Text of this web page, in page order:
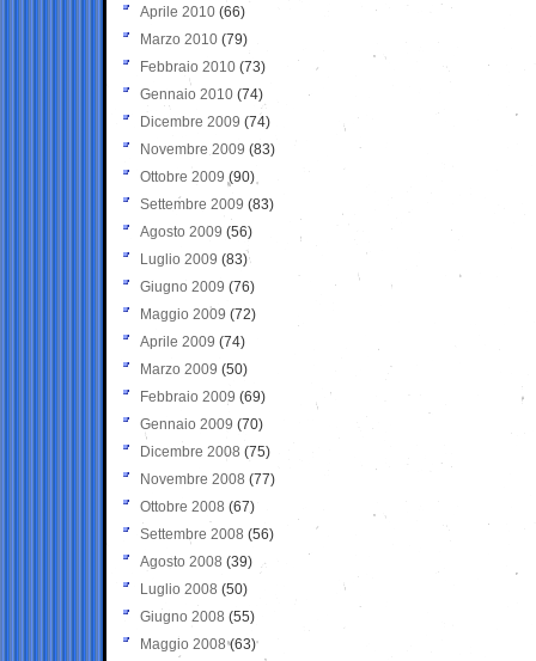
Aprile 2010 (66)
Marzo 2010 (79)
Febbraio 2010 (73)
Gennaio 2010 (74)
Dicembre 2009 (74)
Novembre 2009 (83)
Ottobre 2009 (90)
Settembre 2009 (83)
Agosto 2009 (56)
Luglio 2009 (83)
Giugno 2009 (76)
Maggio 2009 (72)
Aprile 2009 (74)
Marzo 2009 (50)
Febbraio 2009 (69)
Gennaio 2009 (70)
Dicembre 2008 (75)
Novembre 2008 (77)
Ottobre 2008 (67)
Settembre 2008 (56)
Agosto 2008 (39)
Luglio 2008 (50)
Giugno 2008 (55)
Maggio 2008(63)